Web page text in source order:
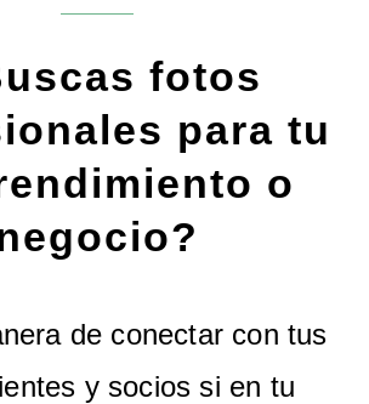
fotos
para tu
o
de conectar con tus
y socios si en tu